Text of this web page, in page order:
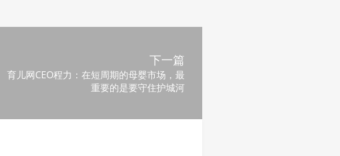
下一篇
育儿网CEO程力：在短周期的母婴市场，最
重要的是要守住护城河